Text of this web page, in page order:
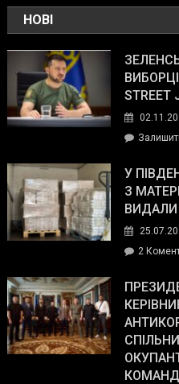
НОВІ
STREET
У
З
ВИДАЛИ
2